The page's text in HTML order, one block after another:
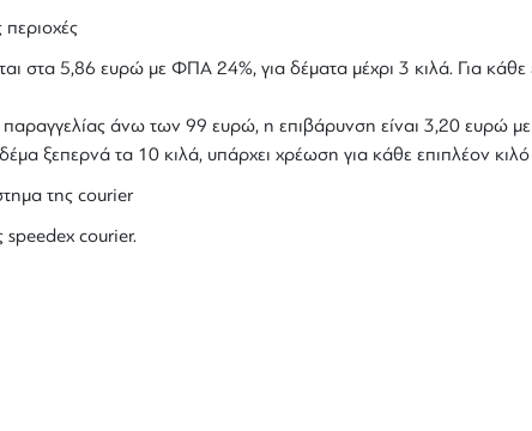
στα 5,86 ευρώ με ΦΠΑ 24%, για δέματα μέχρι 3 κιλά. Για
παραγγελίας άνω των 99 ευρώ, η επιβάρυνση είναι 3,20 ευρώ
ξεπερνά τα 10 κιλά, υπάρχει χρέωση για κάθε επιπλέον
της courier
speedex courier.